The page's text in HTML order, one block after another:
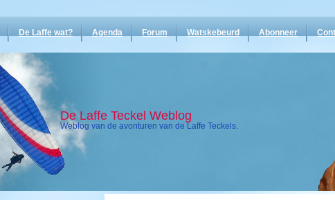
De Laffe wat? Agenda Forum Watskebeurd Abonneer
De Laffe Teckel Weblog
Weblog van de avonturen van de Laffe Teckels.